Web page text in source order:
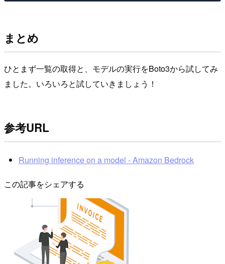
まとめ
ひとまず一覧の取得と、モデルの実行をBoto3から試してみ
ました。いろいろと試していきましょう！
参考URL
Running inference on a model - Amazon Bedrock
この記事をシェアする